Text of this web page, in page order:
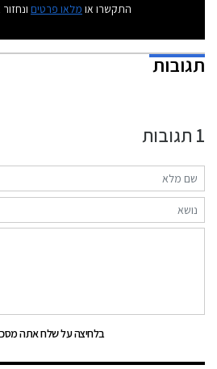
התקשרו או מלאו פרטים
תגובות
1 תגובות
בלחיצה על שלח אתה